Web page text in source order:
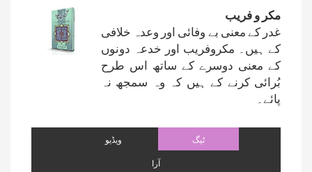
مکر و فریب
غدر کے معنی بے وفائی اور وعدہ خلافی
کے ہیں۔ مکروفریب اور خدعہ دونوں
کے معنی دوسرے کے ساتھ اس طرح
بُرائی کرنے کے ہیں کہ وہ سمجھ نہ
پائے۔
ٹیگ
ویڈیو
آرا